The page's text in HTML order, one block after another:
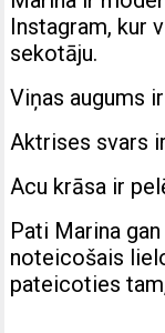
Instagram, kur
sekotāju.
Viņas augums
Aktrises svars
Acu krāsa ir
Pati Marina
noteicošais
pateicoties